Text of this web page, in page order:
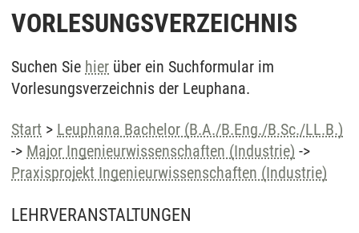
VORLESUNGSVERZEICHNIS
Suchen Sie hier über ein Suchformular im
Vorlesungsverzeichnis der Leuphana.
Start > Leuphana Bachelor (B.A./B.Eng./B.Sc./LL.B.)
-> Major Ingenieurwissenschaften (Industrie) ->
Praxisprojekt Ingenieurwissenschaften (Industrie)
LEHRVERANSTALTUNGEN